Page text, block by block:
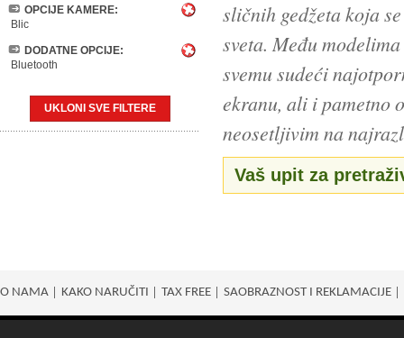
OPCIJE KAMERE:
Blic
DODATNE OPCIJE:
Bluetooth
UKLONI SVE FILTERE
sličnih gedžeta koja
sveta. Među
svemu sudeći
ekranu, ali i pametno
neosetljivim na
Vaš upit za
O NAMA KAKO NARUČITI TAX FREE SAOBRAZNOST I REKLAMACIJE